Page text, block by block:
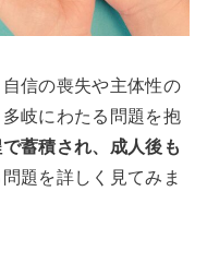
信の喪失や主体性の
岐にわたる問題を抱
蓄積され、成人後も
題を詳しく見てみま